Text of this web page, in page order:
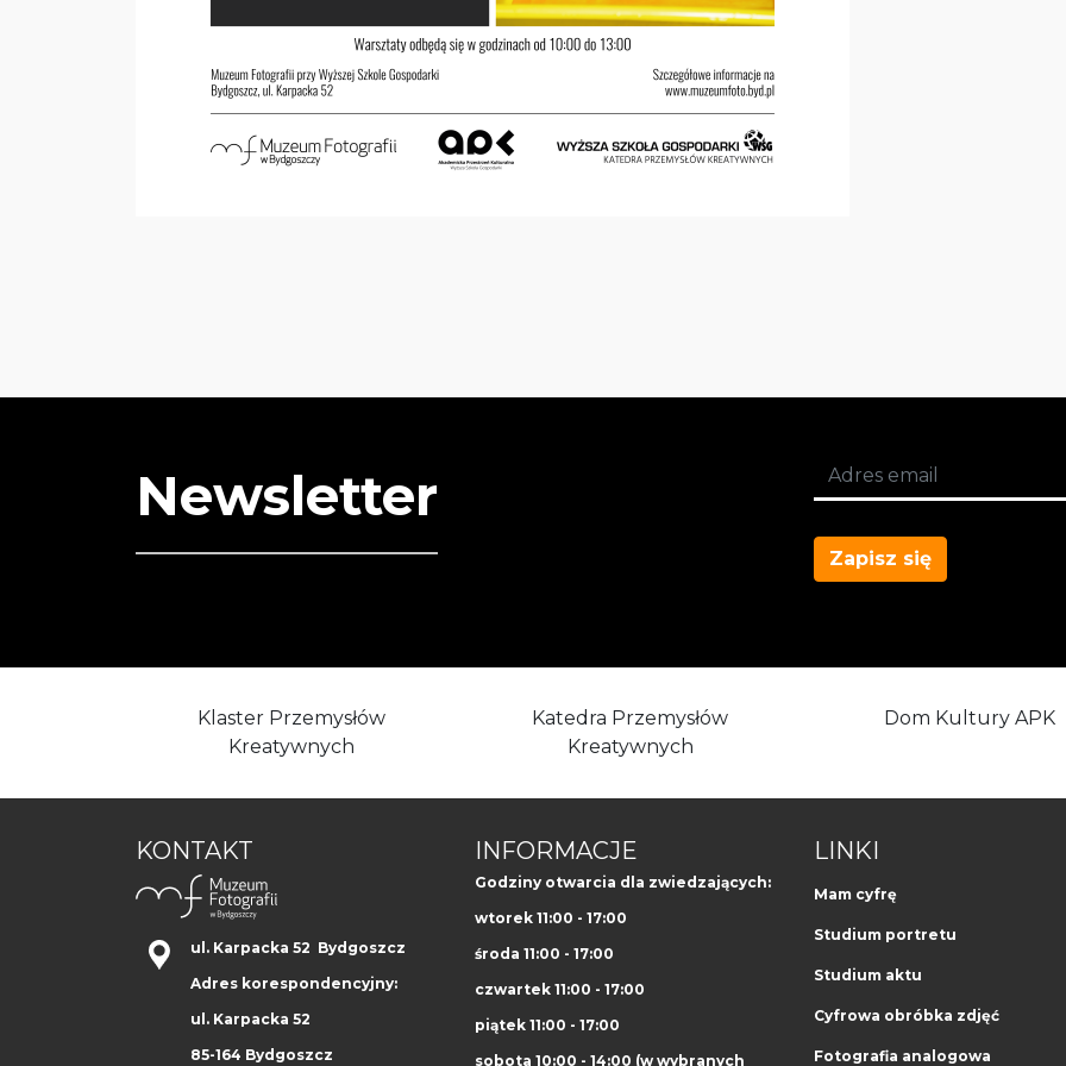
Newsletter
Zapisz się
Klaster Przemysłów
Kreatywnych
Katedra Przemysłów
Kreatywnych
Dom Kultury APK
KONTAKT
ul. Karpacka 52 Bydgoszcz
Adres korespondencyjny:
ul. Karpacka 52
85-164 Bydgoszcz
INFORMACJE
Godziny otwarcia dla zwiedzających:
wtorek 11:00 - 17:00
środa 11:00 - 17:00
czwartek 11:00 - 17:00
piątek 11:00 - 17:00
sobota 10:00 - 14:00 (w wybranych
LINKI
Mam cyfrę
Studium portretu
Studium aktu
Cyfrowa obróbka zdjęć
Fotografia analogowa